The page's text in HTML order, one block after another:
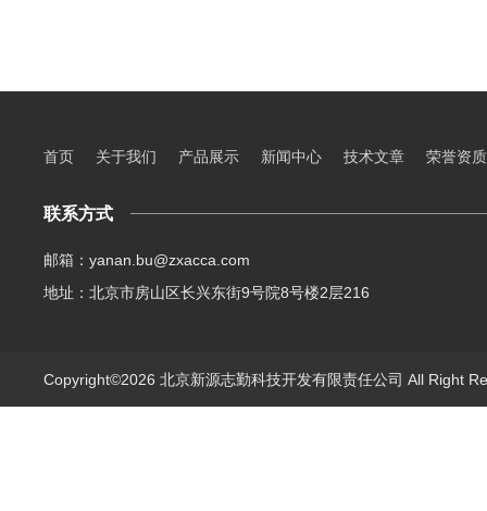
首页 关于我们 产品展示 新闻中心 技术文章 荣誉资质
联系方式
邮箱：yanan.bu@zxacca.com
地址：北京市房山区长兴东街9号院8号楼2层216
Copyright©2026 北京新源志勤科技开发有限责任公司 All Right